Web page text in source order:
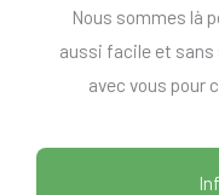
Nous sommes là
aussi facile et
avec vous pour